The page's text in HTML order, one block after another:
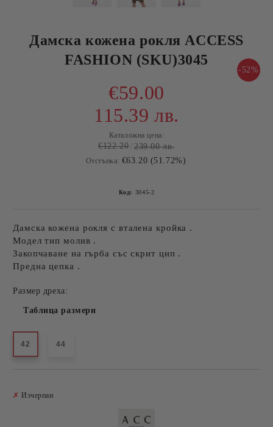
Дамска кожена рокля ACCESS
FASHION (SKU)3045
-52%
€59.00
115.39 лв.
Каталожна цена:
€122.20 239.00 лв.
Отстъпка: €63.20 (51.72%)
Код: 3045-2
Дамска кожена рокля с вталена кройка .
Модел тип молив .
Закопчаване на гърба със скрит цип .
Предна цепка .
Размер дреха:
Таблица размери
42 44
✗ Изчерпан